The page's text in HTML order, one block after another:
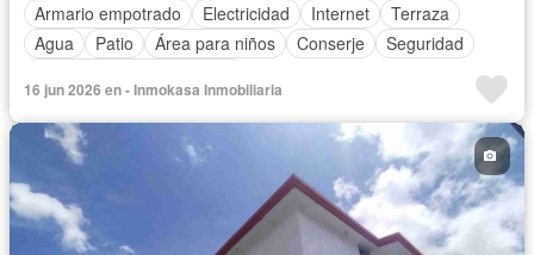
Armario empotrado
Electricidad Internet
Terraza
Agua
Patio Área para niños Conserje
Seguridad
16 jun 2026 en - Inmokasa Inmobiliaria